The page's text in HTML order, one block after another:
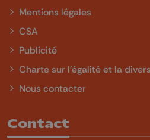
Mentions légales
CSA
Publicité
Charte sur l'égalité et la
Nous contacter
Contact